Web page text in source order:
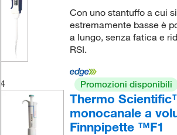
Con uno stantuffo a cui
estremamente basse è
a lungo, senza fatica e
RSI.
4 Promozioni disponibili
Thermo
monocanale a
Finnpipette ™F1